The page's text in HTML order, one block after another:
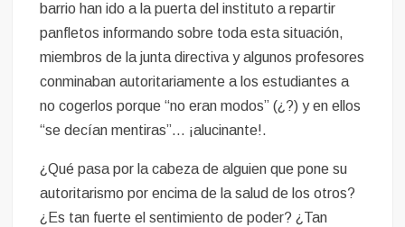
barrio han ido a la puerta del instituto a repartir
panfletos informando sobre toda esta situación,
miembros de la junta directiva y algunos profesores
conminaban autoritariamente a los estudiantes a
no cogerlos porque “no eran modos” (¿?) y en ellos
“se decían mentiras”… ¡alucinante!.
¿Qué pasa por la cabeza de alguien que pone su
autoritarismo por encima de la salud de los otros?
¿Es tan fuerte el sentimiento de poder? ¿Tan